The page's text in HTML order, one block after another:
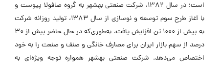
است؛ در سال 1382، شرکت صنعتی بهشهر به گروه صافولا پیوست و
با آغاز طرح سوم توسعه و نوسازی از سال 1383، تولید روزانه شرکت
به بیش از 1000 تن افزایش یافت، به‌طوری‌که در حال حاضر بیش از 30
درصد از سهم بازار ایران برای مصارف خانگی و صنف و صنعت را به خود
اختصاص می‌دهد. شرکت صنعتی بهشهر همواره توجه ویژه‌ای به